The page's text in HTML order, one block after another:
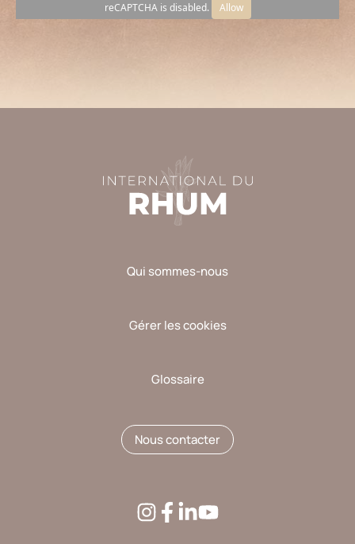
reCAPTCHA is disabled. Allow
vide.
Qui sommes-nous
Gérer les cookies
Glossaire
Nous contacter